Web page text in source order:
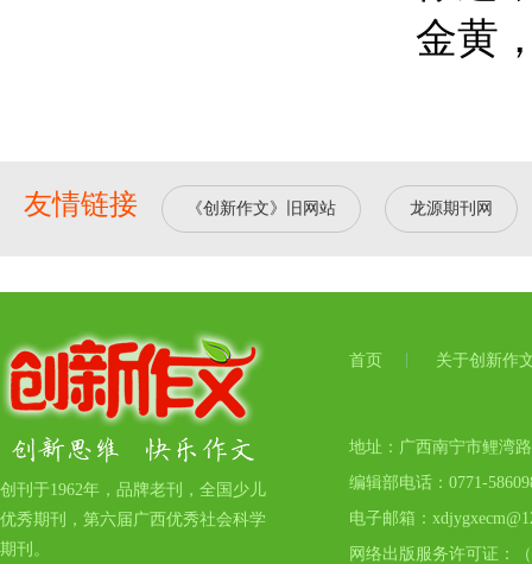
金黄
友情链接 《创新作文》旧网站 龙源期刊网
创刊于1962年，品牌老刊，全国少儿
优秀期刊，第六届广西优秀社会科学
期刊。
首页 关于创新作
地址：广西南宁市鲤湾
编辑部电话：0771-
电子邮箱：
网络出版服务许可证：